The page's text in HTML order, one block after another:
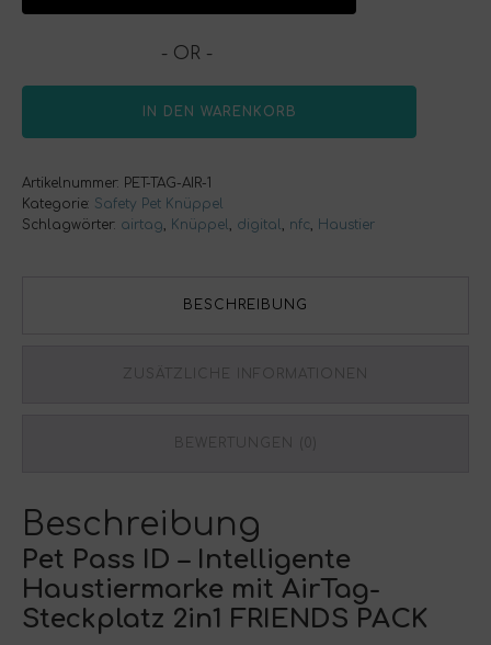
- OR -
IN DEN WARENKORB
Artikelnummer: PET-TAG-AIR-1
Kategorie: Safety Pet Knüppel
Schlagwörter: airtag, Knüppel, digital, nfc, Haustier
BESCHREIBUNG
ZUSÄTZLICHE INFORMATIONEN
BEWERTUNGEN (0)
Beschreibung
Pet Pass ID – Intelligente
Haustiermarke mit AirTag-
Steckplatz 2in1 FRIENDS PACK